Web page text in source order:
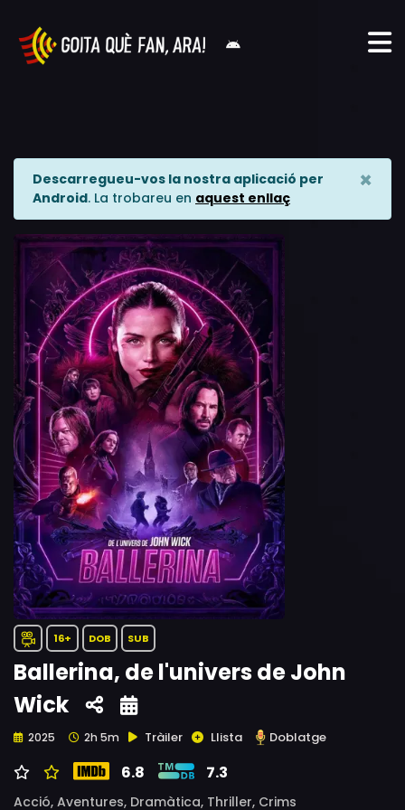
Descarregueu-vos la nostra aplicació per
Android. La trobareu en aquest enllaç
×
16+ DOB SUB
Ballerina, de l'univers de John
Wick
2025 2h 5m Tràiler Llista Doblatge
6.8 7.3
Acció, Aventures, Dramàtica, Thriller, Crims